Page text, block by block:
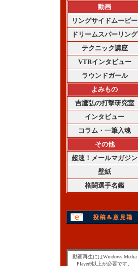
動画
リングサイドムービー
ドリームスパーリング
テクニック講座
VTRインタビュー
ラウンドガール
よみもの
吉鷹弘の打撃研究室
インタビュー
コラム・一筆入魂
その他
超速！メールマガジン
壁紙
格闘選手名鑑
動画再生にはWindows Media
Player9以上が必要です。